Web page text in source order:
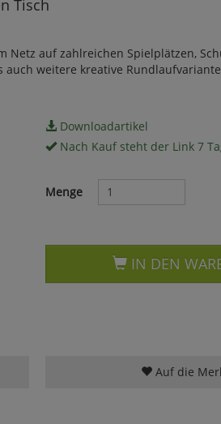
Tisch
Netz auf zahlreichen Spielplätzen,
weitere kreative
Downloadartikel
Nach Kauf steht der Link 7
Menge
IN DEN
Auf die